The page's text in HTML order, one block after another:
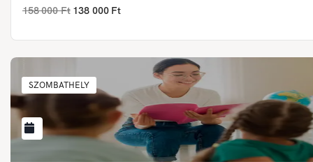
158 000 Ft 138 000 Ft
SZOMBATHELY